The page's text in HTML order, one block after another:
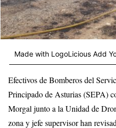
Made with LogoLicious Add
Efectivos de Bomberos del
Principado de Asturias (SEPA)
Morgal junto a la Unidad de
zona y jefe supervisor han